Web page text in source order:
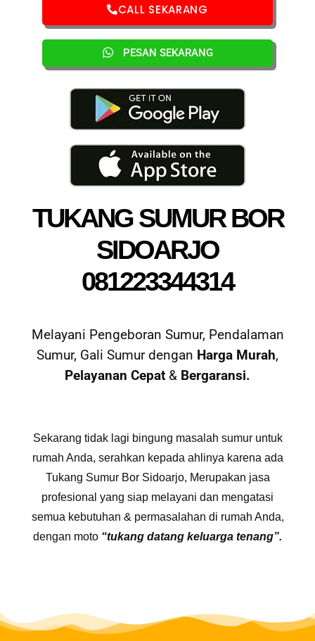
TUKANG SUMUR BOR
SIDOARJO
081223344314
Melayani Pengeboran Sumur, Pendalaman
Sumur, Gali Sumur dengan Harga Murah,
Pelayanan Cepat & Bergaransi.
Sekarang tidak lagi bingung masalah sumur untuk
rumah Anda, serahkan kepada ahlinya karena ada
Tukang Sumur Bor Sidoarjo, Merupakan jasa
profesional yang siap melayani dan mengatasi
semua kebutuhan & permasalahan di rumah Anda,
dengan moto “tukang datang keluarga tenang”.
CALL SEKARANG
PESAN SEKARANG